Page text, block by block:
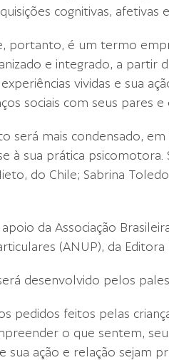
cognitivas, afetivas
portanto, é um termo
e integrado, a partir
vividas e sua
sociais com seus pares e
será mais condensado,
à sua prática
do Chile; Sabrina
da Associação
(ANUP), da
desenvolvido pelos
pedidos feitos pelas
o que sentem,
sua ação e relação sejam